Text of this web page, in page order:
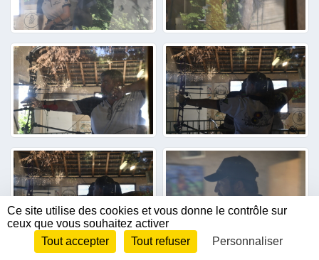
Envie de participer ? CONNEXION
Ce site utilise des cookies et vous donne le contrôle sur
ceux que vous souhaitez activer
Tout accepter
Tout refuser Personnaliser